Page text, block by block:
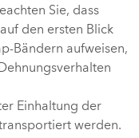
Sie, dass
den ersten Blick
Bändern aufweisen,
Einhaltung der
werden.